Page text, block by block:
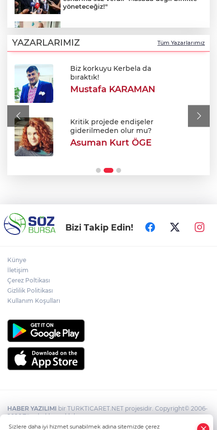
yöneteceğiz!"
cenaze programı netleşti
Sınırda 500 Bin Euroluk Kaçakçılık
Operasyonu!
Orhangazi MTAL'de yıkım başladı: Yerine
YAZARLARIMIZ Tüm Yazarlarımız
Biz korkuyu Kerbela da
bıraktık!
Mustafa KARAMAN
Kritik projede endişeler
giderilmeden olur mu?
Asuman Kurt ÖGE
Bizi Takip Edin!
Künye
İletişim
Çerez Poltikası
Gizlilik Politikası
Kullanım Koşulları
HABER YAZILIMI bir TURKTICARET.NET projesidir. Copyright© 2006-
2026 Tüm hakları saklıdır.
Sizlere daha iyi hizmet sunabilmek adına sitemizde çerez